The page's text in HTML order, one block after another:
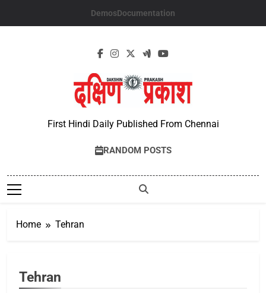
DemosDocumentation
First Hindi Daily Published From Chennai
RANDOM POSTS
Home Tehran
Tehran